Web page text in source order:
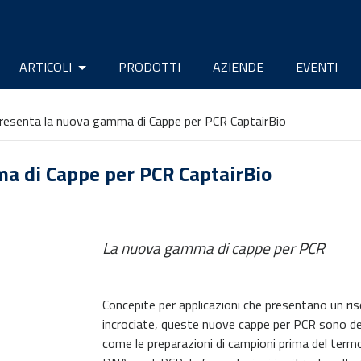
ARTICOLI PRODOTTI AZIENDE EVENTI
la nuova gamma di Cappe per PCR CaptairBio
di Cappe per PCR CaptairBio
La nuova gamma di cappe per PCR
Concepite per applicazioni che presentano un
incrociate, queste nuove cappe per PCR sono
come le preparazioni di campioni prima del